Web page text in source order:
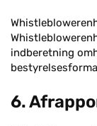
indberetning
6.